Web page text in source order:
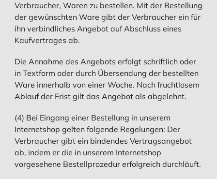
Verbraucher, Waren zu bestellen. Mit der Bestellung
der gewünschten Ware gibt der Verbraucher ein für
ihn verbindliches Angebot auf Abschluss eines
Kaufvertrages ab.
Die Annahme des Angebots erfolgt schriftlich oder
in Textform oder durch Übersendung der bestellten
Ware innerhalb von einer Woche. Nach fruchtlosem
Ablauf der Frist gilt das Angebot als abgelehnt.
(4) Bei Eingang einer Bestellung in unserem
Internetshop gelten folgende Regelungen: Der
Verbraucher gibt ein bindendes Vertragsangebot
ab, indem er die in unserem Internetshop
vorgesehene Bestellprozedur erfolgreich durchläuft.